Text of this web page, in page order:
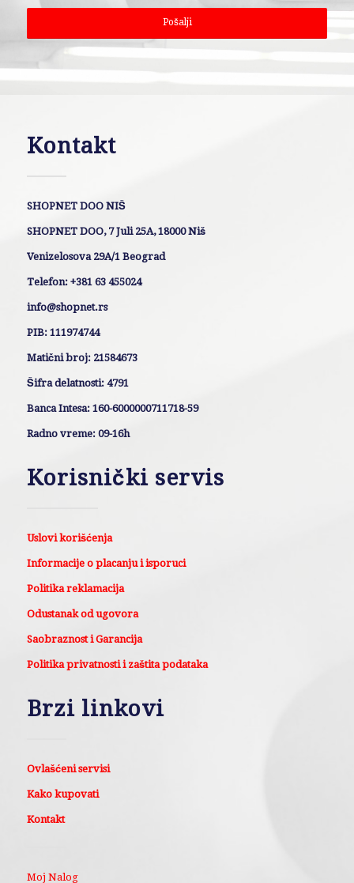
Kontakt
SHOPNET DOO NIŠ
SHOPNET DOO, 7 Juli 25A, 18000 Niš
Venizelosova 29A/1 Beograd
Telefon: +381 63 455024
info@shopnet.rs
PIB: 111974744
Matični broj: 21584673
Šifra delatnosti: 4791
Banca Intesa: 160-6000000711718-59
Radno vreme: 09-16h
Korisnički servis
Uslovi korišćenja
Informacije o placanju i isporuci
Politika reklamacija
Odustanak od ugovora
Saobraznost i Garancija
Politika privatnosti i zaštita podataka
Brzi linkovi
Ovlašćeni servisi
Kako kupovati
Kontakt
Moj Nalog